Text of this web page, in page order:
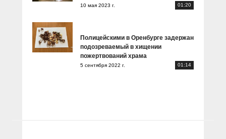
10 мая 2023 г. 01:20
Полицейскими в Оренбурге задержан
подозреваемый в хищении
пожертвований храма
5 сентября 2022 г. 01:14